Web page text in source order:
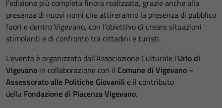
l’edizione più completa finora realizzata, grazie anche alla
presenza di nuovi nomi che attireranno la presenza di pubblico
fuori e dentro Vigevano, con l’obiettivo di creare situazioni
stimolanti e di confronto tra cittadini e turisti.
L’evento è organizzato dall’Associazione Culturale l’Urlo di
Vigevano in collaborazione con il Comune di Vigevano –
Assessorato alle Politiche Giovanili e il contributo
della Fondazione di Piacenza Vigevano.